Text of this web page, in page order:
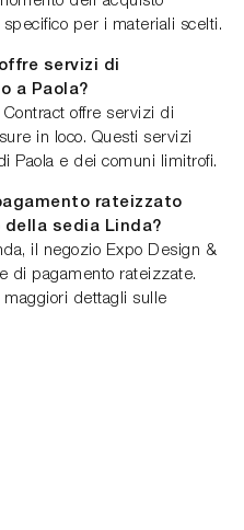
per i materiali scelti.
servizi di
a Paola?
offre servizi di
in loco. Questi servizi
Paola e dei comuni limitrofi.
rateizzato
sedia Linda?
il negozio Expo Design &
di pagamento rateizzate.
dettagli sulle